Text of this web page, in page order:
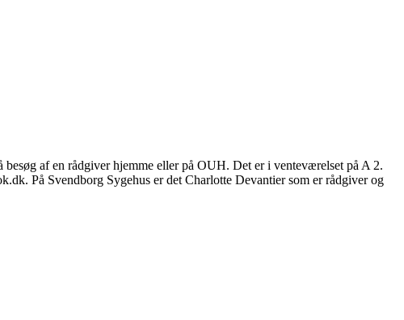
af en rådgiver hjemme eller på OUH. Det er i venteværelset på A 2.
På Svendborg Sygehus er det Charlotte Devantier som er rådgiver og